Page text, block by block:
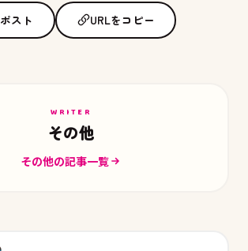
ポスト URLをコピー
WRITER
その他
その他の記事一覧